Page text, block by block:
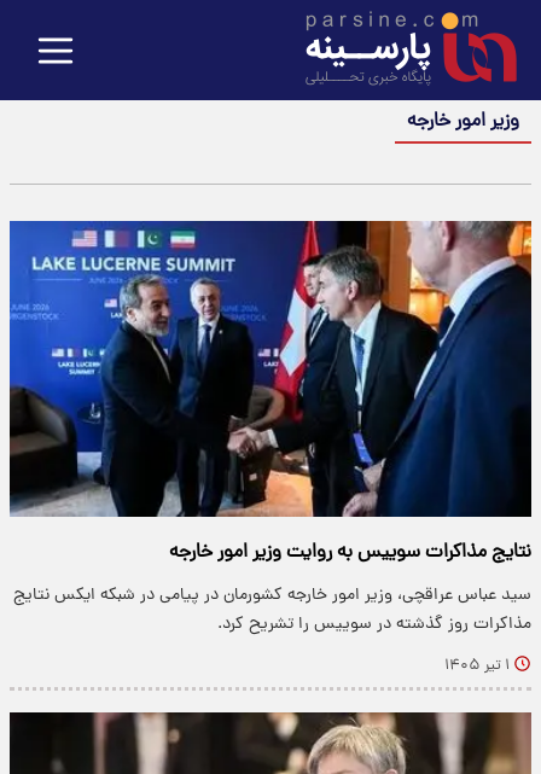
وزیر امور خارجه
نتایج مذاکرات سوییس به روایت وزیر امور خارجه
سید عباس عراقچی، وزیر امور خارجه کشورمان در پیامی در شبکه ایکس نتایج
مذاکرات روز گذشته در سوییس را تشریح کرد.
۱ تیر ۱۴۰۵